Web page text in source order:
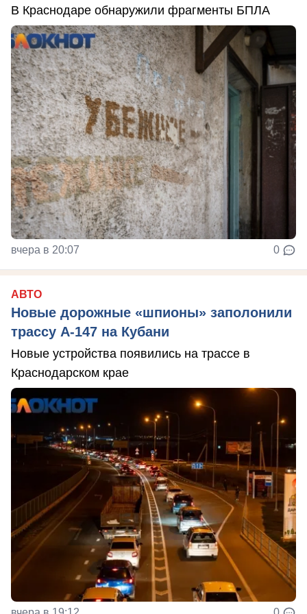
В Краснодаре обнаружили фрагменты БПЛА
вчера в 20:07 0
АВТО
Новые дорожные «шпионы» заполонили
трассу А-147 на Кубани
Новые устройства появились на трассе в
Краснодарском крае